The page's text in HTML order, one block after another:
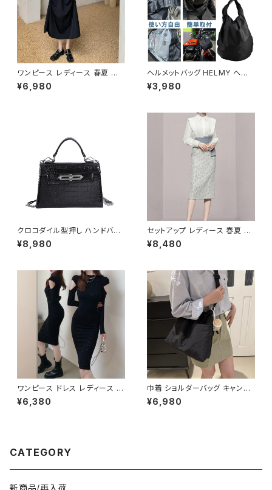
ワンピース レディース 春夏 秋
冬 春 夏 秋 冬 長袖 黒ワンピー
ス カシュクールワンピース ミデ
ワンピ ブラック 体型カバー 大
人 カジュアル 10代 20代 30代
40代 K-O0010
¥6,980
ヘルメットバッグ HELMY ヘルミ
ー ヘルメット 収納 バッグ ケー
ス 入れ 自転車 バイク フルフェ
春 夏 秋 冬 春夏 秋冬 大人 子
供 ヘルメット 雨 部活 運動 メン
ズ レディース キッズ C-ASS00
¥3,980
クロコダイル型押し ハンドバッ
グ ショルダーバッグ チェーン付
きバッグ レディース バッグ おし
¥8,980
セットアップ レディース 春夏 秋
冬 春 夏 秋 冬 ブラウス タイトス
カート セット ドレス 長袖 ストラ
ウスシャツ シャツ ミモレ丈スカ
ート ひざ丈スカート ワンピース
風 デート きれいめ 韓国 ファッ
ション ブラック OL オフィスカジ
ュアル 結婚式 パーティー お呼
ばれ 10代 20代 30代 40代 C
-WAW1038
¥8,480
ワンピース ドレス レディース 春
夏 秋冬 春 夏 秋 冬 黒 タイトワ
ンピース タイトドレス 長袖 ワン
プル オープンショルダー カット
国ファッション OL カジュアル
¥6,380
巾着 ショルダーバッグ キャンバ
ス 肩掛けバッグ レディース バッ
グ 大容量 軽量 ナチュラル カジ
¥6,980
CATEGORY
新商品/再入荷